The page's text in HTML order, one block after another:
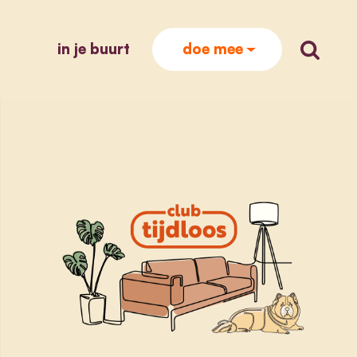
in je buurt doe mee zoek